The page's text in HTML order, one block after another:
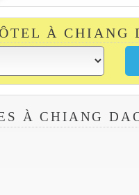
À CHIANG
À CHIANG